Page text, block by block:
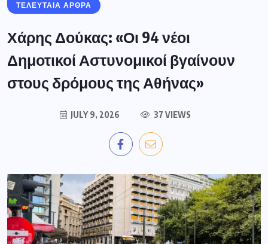
ΤΕΛΕΥΤΑΙΑ ΑΡΘΡΑ
Χάρης Δούκας: «Οι 94 νέοι
Δημοτικοί Αστυνομικοί βγαίνουν
στους δρόμους της Αθήνας»
JULY 9, 2026 37 VIEWS